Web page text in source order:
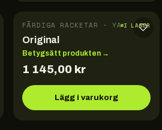
FÄRDIGA RACKETAR · YASAKAI LAGER
Original
Betygsätt produkten →
1 145,00 kr
Lägg i varukorg